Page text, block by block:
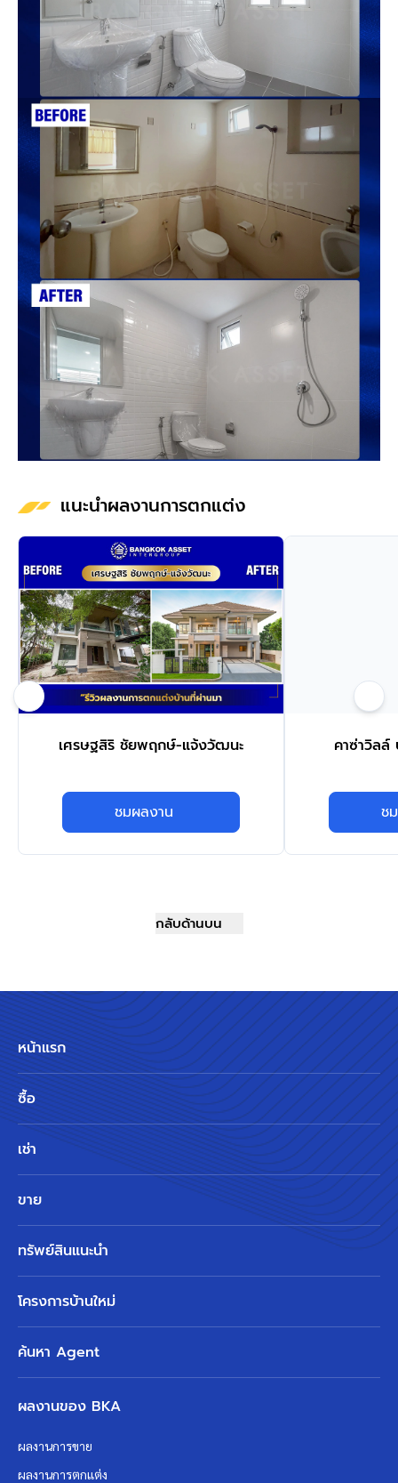
แนะนำผลงานการตกแต่ง
เศรษฐสิริ ชัยพฤกษ์-แจ้งวัฒนะ
ชมผลงาน
คาซ่าวิลล์
ช
กลับด้านบน
หน้าแรก
ซื้อ
เช่า
ขาย
ทรัพย์สินแนะนำ
โครงการบ้านใหม่
ค้นหา Agent
ผลงานของ BKA
ผลงานการขาย
ผลงานการตกแต่ง